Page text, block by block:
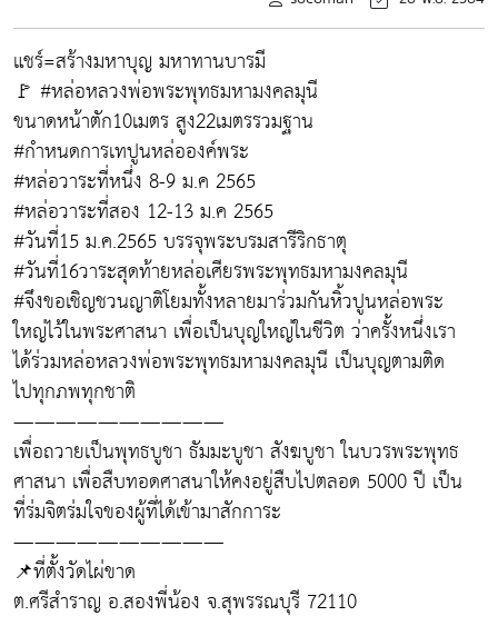
แชร์=สร้างมหาบุญ มหาทานบารมี
🚩 #หล่อหลวงพ่อพระพุทธมหามงคลมุนี
ขนาดหน้าตัก10เมตร สูง22เมตรรวมฐาน
#กำหนดการเทปูนหล่อองค์พระ
#หล่อวาระที่หนึ่ง 8-9 ม.ค 2565
#หล่อวาระที่สอง 12-13 ม.ค 2565
#วันที่15 ม.ค.2565 บรรจุพระบรมสารีริกธาตุ
#วันที่16วาระสุดท้ายหล่อเศียรพระพุทธมหามงคลมุนี
#จึงขอเชิญชวนญาติโยมทั้งหลายมาร่วมกันหิ้วปูนหล่อพระ
ใหญ่ไว้ในพระศาสนา เพื่อเป็นบุญใหญ่ในชีวิต ว่าครั้งหนึ่งเรา
ได้ร่วมหล่อหลวงพ่อพระพุทธมหามงคลมุนี เป็นบุญตามติด
ไปทุกภพทุกชาติ
——————————
เพื่อถวายเป็นพุทธบูชา ธัมมะบูชา สังฆบูชา ในบวรพระพุทธ
ศาสนา เพื่อสืบทอดศาสนาให้คงอยู่สืบไปตลอด 5000 ปี เป็น
ที่ร่มจิตร่มใจของผู้ที่ได้เข้ามาสักการะ
——————————
📌ที่ตั้งวัดไผ่ขาด
ต.ศรีสำราญ อ.สองพี่น้อง จ.สุพรรณบุรี 72110